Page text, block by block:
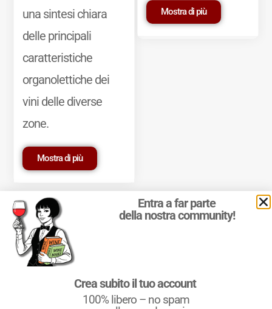
una sintesi chiara
delle principali
caratteristiche
organolettiche dei
vini delle diverse
zone.
Mostra di più
Mostra di più
Marchio Reg. | P.IVA 03921390245
Condizioni d'uso|Privacy Policy|Cookie Policy
Entra a far parte
della nostra community!
Crea subito il tuo account
100% libero – no spam